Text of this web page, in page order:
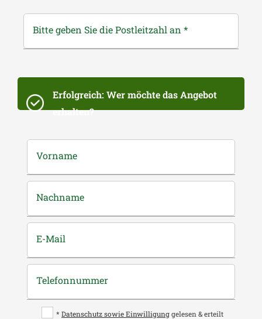
Bitte geben Sie die Postleitzahl an *
Erfolgreich: Wer möchte das Angebot
erhalten?
Vorname
Nachname
E-Mail
Telefonnummer
* Datenschutz sowie Einwilligung gelesen & erteilt